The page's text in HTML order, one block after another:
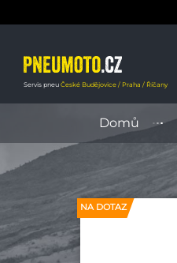
Servis pneu České Budějovice / Praha / Říčany
Domů
NA DOTAZ